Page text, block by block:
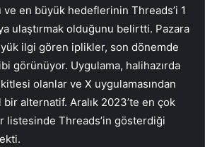
en büyük hedeflerinin Threads’i 1
ulaştırmak olduğunu belirtti. Pazara
ilgi gören iplikler, son dönemde
görünüyor. Uygulama, halihazırda
olanlar ve X uygulamasından
bir alternatif. Aralık 2023’te en çok
listesinde Threads’in gösterdiği